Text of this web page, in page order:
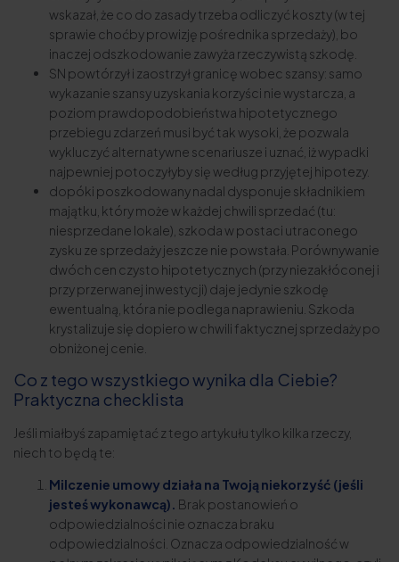
wskazał, że co do zasady trzeba odliczyć koszty (w tej
sprawie choćby prowizję pośrednika sprzedaży), bo
inaczej odszkodowanie zawyża rzeczywistą szkodę.
SN powtórzył i zaostrzył granicę wobec szansy: samo
wykazanie szansy uzyskania korzyści nie wystarcza, a
poziom prawdopodobieństwa hipotetycznego
przebiegu zdarzeń musi być tak wysoki, że pozwala
wykluczyć alternatywne scenariusze i uznać, iż wypadki
najpewniej potoczyłyby się według przyjętej hipotezy.
dopóki poszkodowany nadal dysponuje składnikiem
majątku, który może w każdej chwili sprzedać (tu:
niesprzedane lokale), szkoda w postaci utraconego
zysku ze sprzedaży jeszcze nie powstała. Porównywanie
dwóch cen czysto hipotetycznych (przy niezakłóconej i
przy przerwanej inwestycji) daje jedynie szkodę
ewentualną, która nie podlega naprawieniu. Szkoda
krystalizuje się dopiero w chwili faktycznej sprzedaży po
obniżonej cenie.
Co z tego wszystkiego wynika dla Ciebie?
Praktyczna checklista
Jeśli miałbyś zapamiętać z tego artykułu tylko kilka rzeczy,
niech to będą te:
Milczenie umowy działa na Twoją niekorzyść (jeśli
jesteś wykonawcą). Brak postanowień o
odpowiedzialności nie oznacza braku
odpowiedzialności. Oznacza odpowiedzialność w